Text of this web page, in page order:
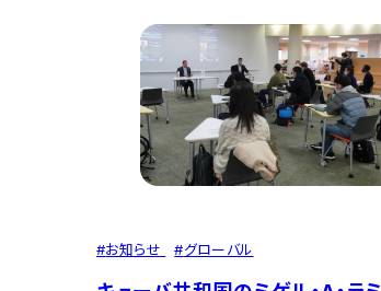
#お知らせ #グローバル